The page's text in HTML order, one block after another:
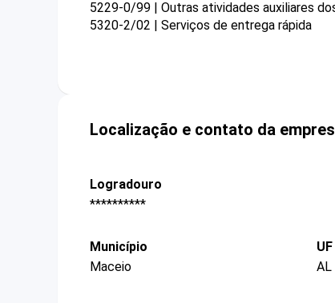
5229-0/99 | Outras atividades auxiliares
5320-2/02 | Serviços de entrega rápida
Localização e contato da
Logradouro
**********
Município
Maceio
UF
AL